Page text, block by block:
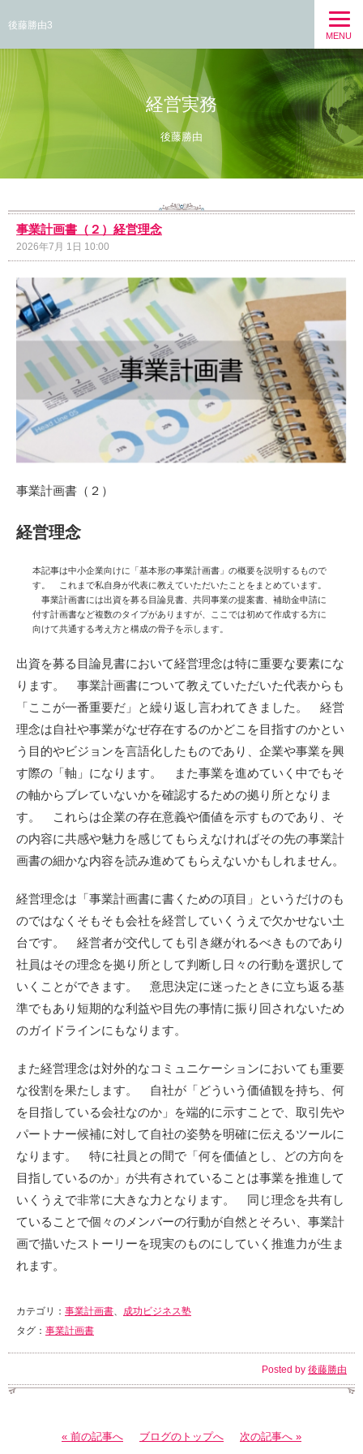
後藤勝由3
MENU
経営実務
後藤勝由
事業計画書（２）経営理念
2026年7月 1日 10:00
事業計画書（２）
経営理念
本記事は中小企業向けに「基本形の事業計画書」の概要を説明するもので
す。 これまで私自身が代表に教えていただいたことをまとめています。
事業計画書には出資を募る目論見書、共同事業の提案書、補助金申請に
付す計画書など複数のタイプがありますが、ここでは初めて作成する方に
向けて共通する考え方と構成の骨子を示します。
出資を募る目論見書において経営理念は特に重要な要素にな
ります。 事業計画書について教えていただいた代表からも
「ここが一番重要だ」と繰り返し言われてきました。 経営
理念は自社や事業がなぜ存在するのかどこを目指すのかとい
う目的やビジョンを言語化したものであり、企業や事業を興
す際の「軸」になります。 また事業を進めていく中でもそ
の軸からブレていないかを確認するための拠り所となりま
す。 これらは企業の存在意義や価値を示すものであり、そ
の内容に共感や魅力を感じてもらえなければその先の事業計
画書の細かな内容を読み進めてもらえないかもしれません。
経営理念は「事業計画書に書くための項目」というだけのも
のではなくそもそも会社を経営していくうえで欠かせない土
台です。 経営者が交代しても引き継がれるべきものであり
社員はその理念を拠り所として判断し日々の行動を選択して
いくことができます。 意思決定に迷ったときに立ち返る基
準でもあり短期的な利益や目先の事情に振り回されないため
のガイドラインにもなります。
また経営理念は対外的なコミュニケーションにおいても重要
な役割を果たします。 自社が「どういう価値観を持ち、何
を目指している会社なのか」を端的に示すことで、取引先や
パートナー候補に対して自社の姿勢を明確に伝えるツールに
なります。 特に社員との間で「何を価値とし、どの方向を
目指しているのか」が共有されていることは事業を推進して
いくうえで非常に大きな力となります。 同じ理念を共有し
ていることで個々のメンバーの行動が自然とそろい、事業計
画で描いたストーリーを現実のものにしていく推進力が生ま
れます。
カテゴリ： 事業計画書、 成功ビジネス塾
タグ： 事業計画書
Posted by 後藤勝由
« 前の記事へ ブログのトップへ 次の記事へ »